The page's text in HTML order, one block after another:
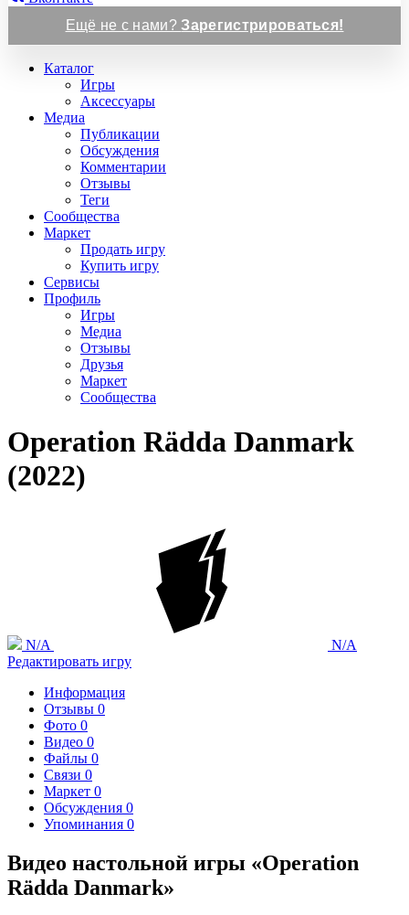
Ещё не с нами?Зарегистрироваться!
Каталог
Игры
Аксессуары
Медиа
Публикации
Обсуждения
Комментарии
Отзывы
Теги
Сообщества
Маркет
Продать игру
Купить игру
Сервисы
Профиль
Игры
Медиа
Отзывы
Друзья
Маркет
Сообщества
Operation Rädda Danmark
(2022)
N/A
N/A
Редактировать игру
Информация
Отзывы 0
Фото 0
Видео 0
Файлы 0
Связи 0
Маркет 0
Обсуждения 0
Упоминания 0
Видео настольной игры «Operation
Rädda Danmark»